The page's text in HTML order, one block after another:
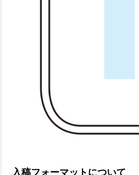
入稿フォーマットについて